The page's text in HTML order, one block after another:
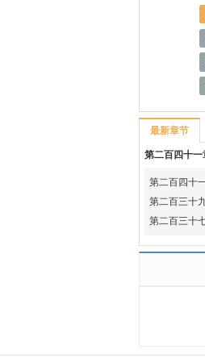
最新章节
第二百四十
第二百四十
第二百三十
第二百三十